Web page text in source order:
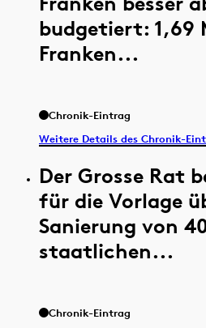
budgetiert: 1,69
Franken...
Chronik-Eintrag
Weitere Details des Chronik-
Der Grosse Rat
für die Vorlage
Sanierung von
staatlichen...
Chronik-Eintrag